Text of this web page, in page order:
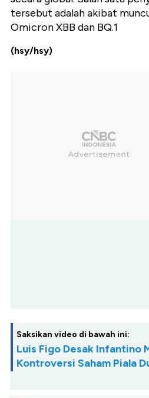
tersebut adalah akibat
Omicron XBB dan BQ.1
(hsy/hsy)
Saksikan video di bawah ini:
Luis Figo Desak Infantino
Kontroversi Saham Piala